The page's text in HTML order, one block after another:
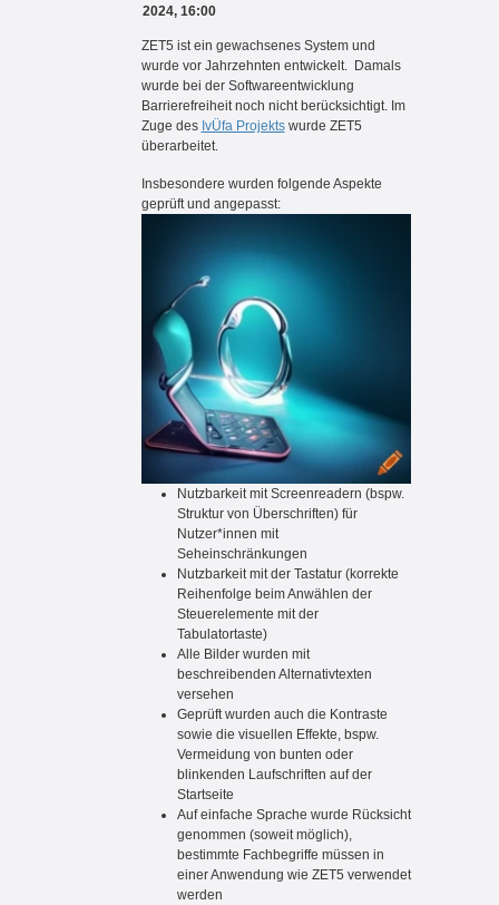
2024, 16:00
ZET5 ist ein gewachsenes System und
wurde vor Jahrzehnten entwickelt. Damals
wurde bei der Softwareentwicklung
Barrierefreiheit noch nicht berücksichtigt. Im
Zuge des IvÜfa Projektswurde ZET5
überarbeitet.
Insbesondere wurden folgende Aspekte
geprüft und angepasst:
Nutzbarkeit mit Screenreadern (bspw.
Struktur von Überschriften) für
Nutzer*innen mit
Seheinschränkungen
Nutzbarkeit mit der Tastatur (korrekte
Reihenfolge beim Anwählen der
Steuerelemente mit der
Tabulatortaste)
Alle Bilder wurden mit
beschreibenden Alternativtexten
versehen
Geprüft wurden auch die Kontraste
sowie die visuellen Effekte, bspw.
Vermeidung von bunten oder
blinkenden Laufschriften auf der
Startseite
Auf einfache Sprache wurde Rücksicht
genommen (soweit möglich),
bestimmte Fachbegriffe müssen in
einer Anwendung wie ZET5 verwendet
werden